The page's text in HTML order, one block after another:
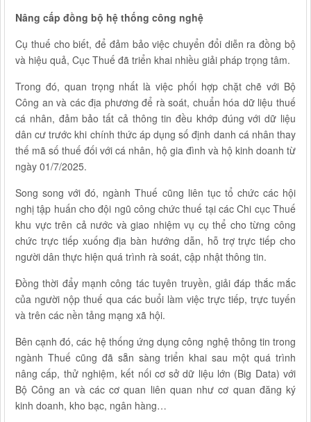
Nâng cấp đồng bộ hệ thống công nghệ
Cụ thuế cho biết, để đảm bảo việc chuyển đổi diễn ra đồng bộ
và hiệu quả, Cục Thuế đã triển khai nhiều giải pháp trọng tâm.
Trong đó, quan trọng nhất là việc phối hợp chặt chẽ với Bộ
Công an và các địa phương để rà soát, chuẩn hóa dữ liệu thuế
cá nhân, đảm bảo tất cả thông tin đều khớp đúng với dữ liệu
dân cư trước khi chính thức áp dụng số định danh cá nhân thay
thế mã số thuế đối với cá nhân, hộ gia đình và hộ kinh doanh từ
ngày 01/7/2025.
Song song với đó, ngành Thuế cũng liên tục tổ chức các hội
nghị tập huấn cho đội ngũ công chức thuế tại các Chi cục Thuế
khu vực trên cả nước và giao nhiệm vụ cụ thể cho từng công
chức trực tiếp xuống địa bàn hướng dẫn, hỗ trợ trực tiếp cho
người dân thực hiện quá trình rà soát, cập nhật thông tin.
Đồng thời đẩy mạnh công tác tuyên truyền, giải đáp thắc mắc
của người nộp thuế qua các buổi làm việc trực tiếp, trực tuyến
và trên các nền tảng mạng xã hội.
Bên cạnh đó, các hệ thống ứng dụng công nghệ thông tin trong
ngành Thuế cũng đã sẵn sàng triển khai sau một quá trình
nâng cấp, thử nghiệm, kết nối cơ sở dữ liệu lớn (Big Data) với
Bộ Công an và các cơ quan liên quan như cơ quan đăng ký
kinh doanh, kho bạc, ngân hàng…